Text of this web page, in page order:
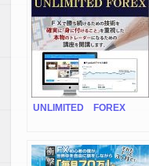
UNLIMITED FOREX